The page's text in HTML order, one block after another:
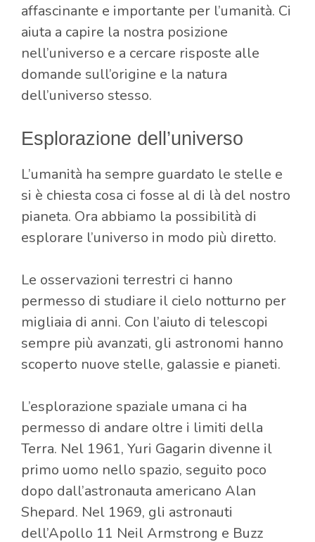
affascinante e importante per l’umanità. Ci
aiuta a capire la nostra posizione
nell’universo e a cercare risposte alle
domande sull’origine e la natura
dell’universo stesso.
Esplorazione dell’universo
L’umanità ha sempre guardato le stelle e
si è chiesta cosa ci fosse al di là del nostro
pianeta. Ora abbiamo la possibilità di
esplorare l’universo in modo più diretto.
Le osservazioni terrestri ci hanno
permesso di studiare il cielo notturno per
migliaia di anni. Con l’aiuto di telescopi
sempre più avanzati, gli astronomi hanno
scoperto nuove stelle, galassie e pianeti.
L’esplorazione spaziale umana ci ha
permesso di andare oltre i limiti della
Terra. Nel 1961, Yuri Gagarin divenne il
primo uomo nello spazio, seguito poco
dopo dall’astronauta americano Alan
Shepard. Nel 1969, gli astronauti
dell’Apollo 11 Neil Armstrong e Buzz